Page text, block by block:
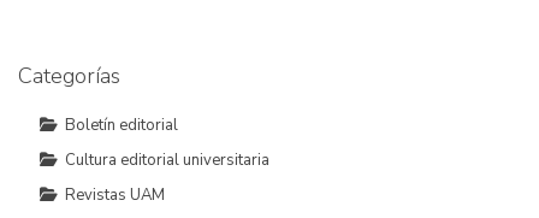
Categorías
Boletín editorial
Cultura editorial universitaria
Revistas UAM